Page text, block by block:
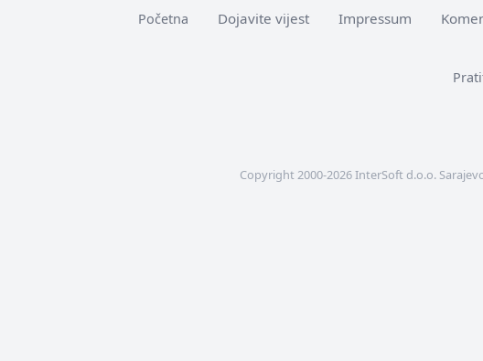
Početna Dojavite vijest Impressum
Copyright 2000-2026 InterSoft d.o.o.